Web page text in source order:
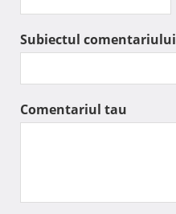
Subiectul comentariului
Comentariul tau